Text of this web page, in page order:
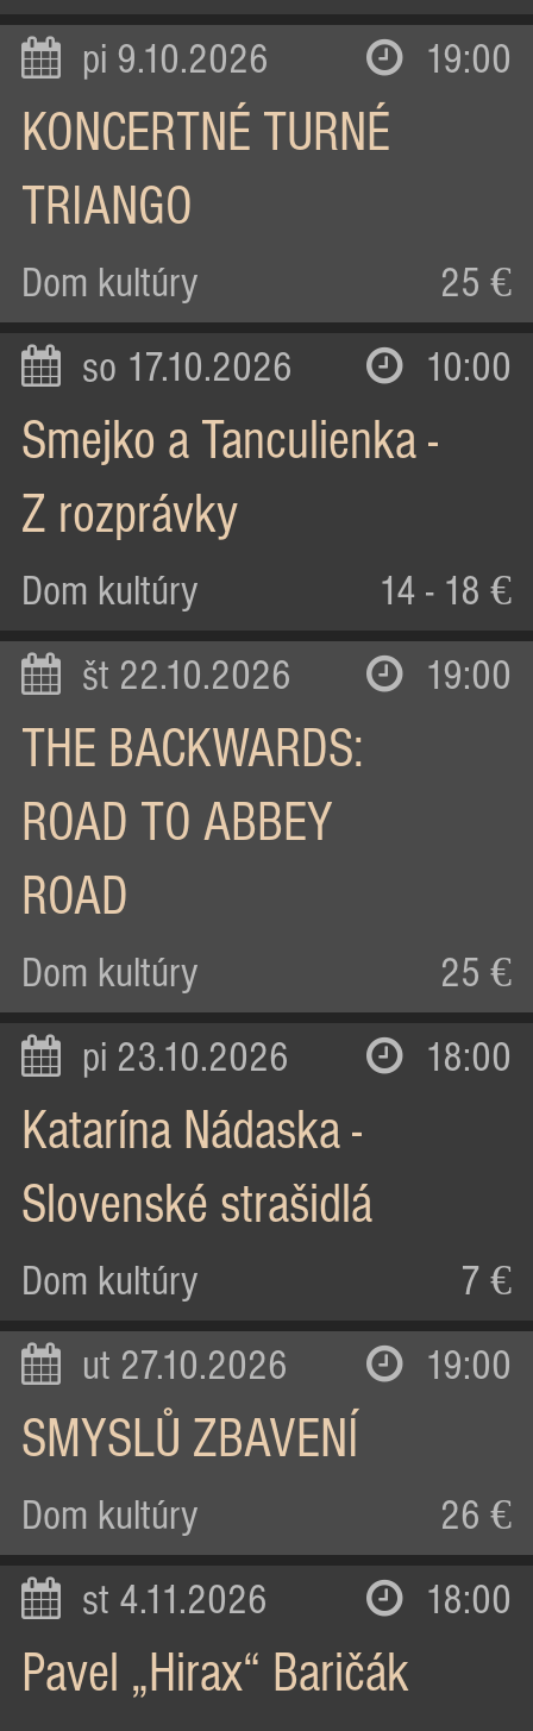
pi 9.10.2026 19:00
KONCERTNÉ TURNÉ
TRIANGO
Dom kultúry 25 €
so 17.10.2026 10:00
Smejko a Tanculienka -
Z rozprávky
Dom kultúry 14 - 18 €
št 22.10.2026 19:00
THE BACKWARDS:
ROAD TO ABBEY
ROAD
Dom kultúry 25 €
pi 23.10.2026 18:00
Katarína Nádaska -
Slovenské strašidlá
Dom kultúry 7 €
ut 27.10.2026 19:00
SMYSLŮ ZBAVENÍ
Dom kultúry 26 €
st 4.11.2026 18:00
Pavel „Hirax“ Baričák